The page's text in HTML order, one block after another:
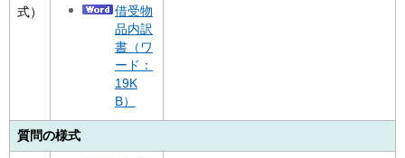
式）
借受物
品内訳
書（ワ
ード：
19K
B）
質問の様式